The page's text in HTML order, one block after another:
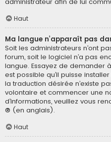
Haut
Ma langue n’apparaît pas
Soit les administrateurs n’ont
forum, soit le logiciel n’a pas
langue. Essayez de demander
est possible qu’il puisse
la traduction désirée n’existe
volontaire et commencer une
d’informations, veuillez vous
® (en anglais).
Haut